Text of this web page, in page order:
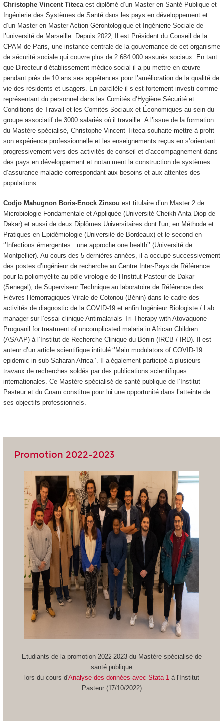
Christophe Vincent Titecaest diplômé d’un Master en Santé Publique et
Ingénierie des Systèmes de Santé dans les pays en développement et
d’un Master en Master Action Gérontologique et Ingénierie Sociale de
l’université de Marseille. Depuis 2022, Il est Président du Conseil de la
CPAM de Paris, une instance centrale de la gouvernance de cet organisme
de sécurité sociale qui couvre plus de 2 684 000 assurés sociaux. En tant
que Directeur d’établissement médico-social il a pu mettre en œuvre
pendant près de 10 ans ses appétences pour l’amélioration de la qualité de
vie des résidents et usagers. En parallèle il s’est fortement investi comme
représentant du personnel dans les Comités d’Hygiène Sécurité et
Conditions de Travail et les Comités Sociaux et Économiques au sein du
groupe associatif de 3000 salariés où il travaille. A l’issue de la formation
du Mastère spécialisé, Christophe Vincent Titeca souhaite mettre à profit
son expérience professionnelle et les enseignements reçus en s’orientant
progressivement vers des activités de conseil et d’accompagnement dans
des pays en développement et notamment la construction de systèmes
d’assurance maladie correspondant aux besoins et aux attentes des
populations.
Codjo Mahugnon Boris-Enock Zinsou est titulaire d’un Master 2 de
Microbiologie Fondamentale et Appliquée (Université Cheikh Anta Diop de
Dakar) et aussi de deux Diplômes Universitaires dont l'un, en Méthode et
Pratiques en Epidémiologie (Université de Bordeaux) et le second en
‘’Infections émergentes : une approche one health’’ (Université de
Montpellier). Au cours des 5 dernières années, il a occupé successivement
des postes d’ingénieur de recherche au Centre Inter-Pays de Référence
pour la poliomyélite au pôle virologie de l’Institut Pasteur de Dakar
(Senegal), de Superviseur Technique au laboratoire de Référence des
Fièvres Hémorragiques Virale de Cotonou (Bénin) dans le cadre des
activités de diagnostic de la COVID-19 et enfin Ingénieur Biologiste / Lab
manager sur l’essai clinique Antimalarials Tri-Therapy with Atovaquone-
Proguanil for treatment of uncomplicated malaria in African Children
(ASAAP) à l’Institut de Recherche Clinique du Bénin (IRCB / IRD). Il est
auteur d’un article scientifique intitulé ‘’Main modulators of COVID-19
epidemic in sub-Saharan Africa’’. Il a également participé à plusieurs
travaux de recherches soldés par des publications scientifiques
internationales. Ce Mastère spécialisé de santé publique de l’Institut
Pasteur et du Cnam constitue pour lui une opportunité dans l’atteinte de
ses objectifs professionnels.
Promotion 2022-2023
Etudiants de la promotion 2022-2023 du Mastère spécialisé de
santé publique
lors du cours d'Analyse des données avec Stata 1à l'Institut
Pasteur (17/10/2022)